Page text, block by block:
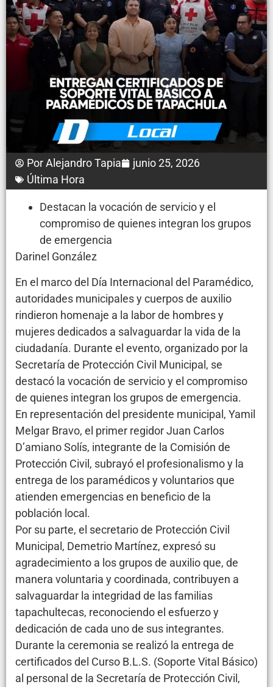
PorAlejandro Tapia
junio 25, 2026
Última Hora
Destacan la vocación de servicio y el
compromiso de quienes integran los grupos
de emergencia
Darinel González
En el marco del Día Internacional del Paramédico,
autoridades municipales y cuerpos de auxilio
rindieron homenaje a la labor de hombres y
mujeres dedicados a salvaguardar la vida de la
ciudadanía. Durante el evento, organizado por la
Secretaría de Protección Civil Municipal, se
destacó la vocación de servicio y el compromiso
de quienes integran los grupos de emergencia.
En representación del presidente municipal, Yamil
Melgar Bravo, el primer regidor Juan Carlos
D’amiano Solís, integrante de la Comisión de
Protección Civil, subrayó el profesionalismo y la
entrega de los paramédicos y voluntarios que
atienden emergencias en beneficio de la
población local.
Por su parte, el secretario de Protección Civil
Municipal, Demetrio Martínez, expresó su
agradecimiento a los grupos de auxilio que, de
manera voluntaria y coordinada, contribuyen a
salvaguardar la integridad de las familias
tapachultecas, reconociendo el esfuerzo y
dedicación de cada uno de sus integrantes.
Durante la ceremonia se realizó la entrega de
certificados del Curso B.L.S. (Soporte Vital Básico)
al personal de la Secretaría de Protección Civil,